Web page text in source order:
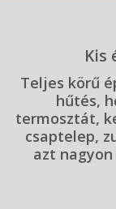
Kis
Teljes körű
hűtés,
termosztát,
csaptelep,
azt